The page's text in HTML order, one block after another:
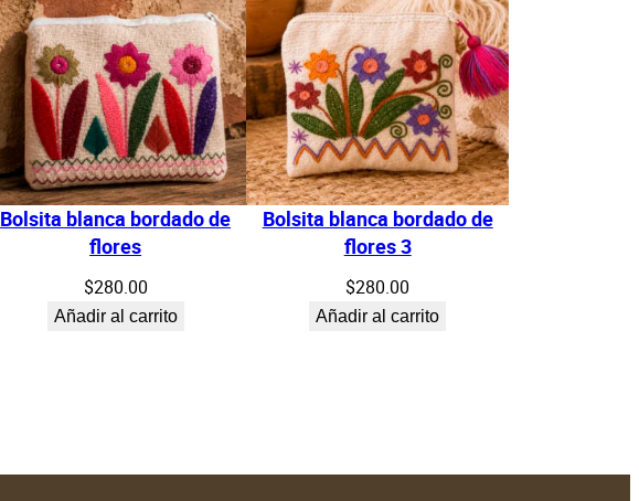
Bolsita blanca bordado de
flores
$280.00
Añadir al carrito
Bolsita blanca bordado de
flores 3
$280.00
Añadir al carrito